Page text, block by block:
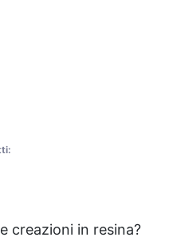
creazioni in resina?